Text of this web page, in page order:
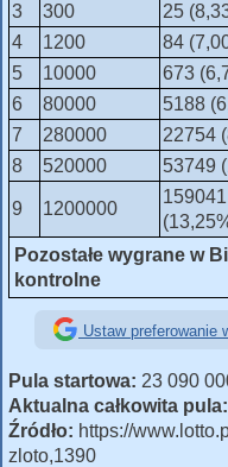
3
300 25
4
1200 84
5
10000 673
6
80000 5188
7
280000 22754
8
520000 53749
9 1200000
159041
Pozostałe wygrane w
kontrolne
Ustaw preferowanie
Pula startowa: 23 090
Aktualna całkowita pula:
Źródło: https://
zloto,1390